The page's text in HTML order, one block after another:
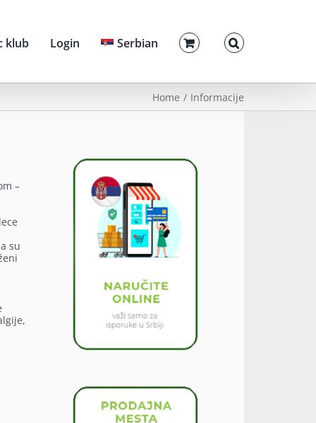
klub Login Serbian
Home Informacije
–
su